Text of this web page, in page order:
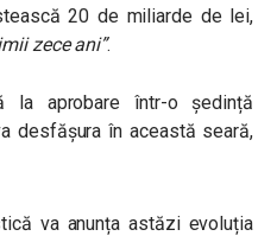
20 de miliarde de lei,
zece ani”.
la aprobare într-o ședință
desfășura în această seară,
va anunța astăzi evoluția